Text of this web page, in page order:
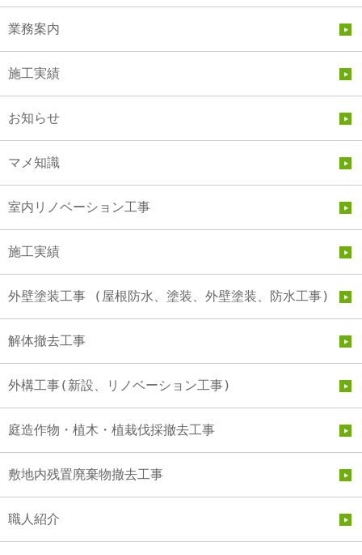
業務案内
施工実績
お知らせ
マメ知識
室内リノベーション工事
施工実績
外壁塗装工事 (屋根防水、塗装、外壁塗装、防水工事)
解体撤去工事
外構工事(新設、リノベーション工事)
庭造作物・植木・植栽伐採撤去工事
敷地内残置廃棄物撤去工事
職人紹介